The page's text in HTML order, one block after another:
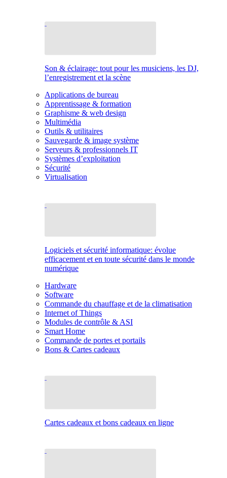
Son & éclairage: tout pour les musiciens, les DJ,
l’enregistrement et la scène
Applications de bureau
Apprentissage & formation
Graphisme & web design
Multimédia
Outils & utilitaires
Sauvegarde & image système
Serveurs & professionnels IT
Systèmes d’exploitation
Sécurité
Virtualisation
Logiciels et sécurité informatique: évolue
efficacement et en toute sécurité dans le monde
numérique
Hardware
Software
Commande du chauffage et de la climatisation
Internet of Things
Modules de contrôle & ASI
Smart Home
Commande de portes et portails
Bons & Cartes cadeaux
Cartes cadeaux et bons cadeaux en ligne